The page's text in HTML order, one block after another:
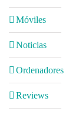
Móviles
Noticias
Ordenadores
Reviews